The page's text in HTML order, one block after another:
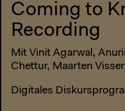
Coming to
Recording
Mit Vinit Agarwal,
Chettur, Maarten
Digitales